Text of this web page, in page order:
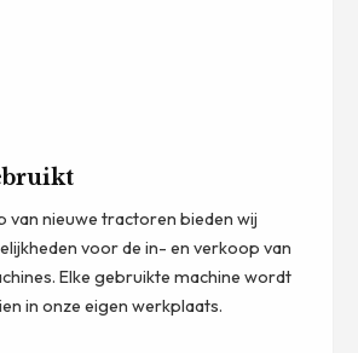
van nieuwe tractoren bieden wij
voor de in- en verkoop van
Elke gebruikte machine wordt
in onze eigen werkplaats.